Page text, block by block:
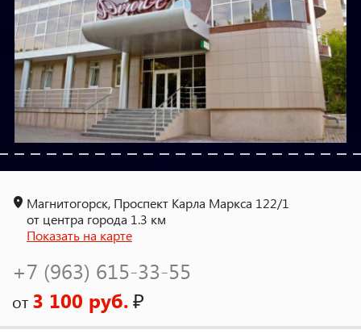
Магнитогорск, Проспект Карла Маркса 122/1
от центра города 1.3 км
Показать на карте
+7 (963) 615-33-55
от 3 100 руб.₽